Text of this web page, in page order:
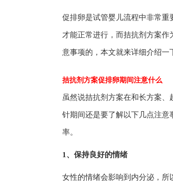
促排卵是试管婴儿流程中非常
才能正常进行，而拮抗剂方案
意事项的，本文就来详细介绍一
拮抗剂方案促排卵期间注意什么
虽然说拮抗剂方案在和长方案
针期间还是要了解以下几点注
率。
1、保持良好的情绪
女性的情绪会影响到内分泌，